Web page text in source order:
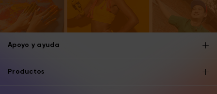
Apoyo y ayuda
Productos